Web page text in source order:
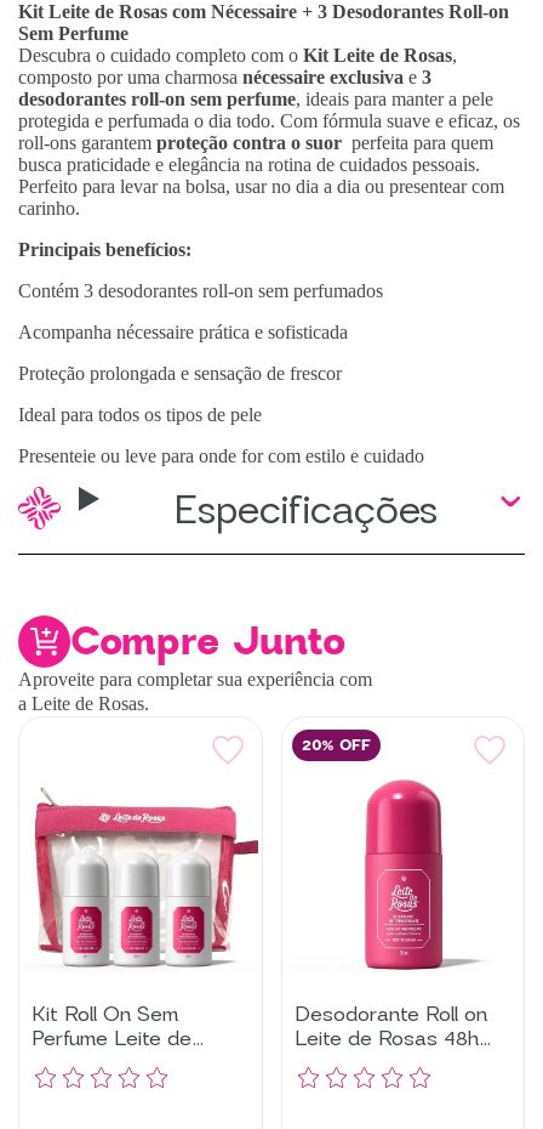
Kit Leite de Rosas com Nécessaire + 3 Desodorantes Roll-on
Sem Perfume
Descubra o cuidado completo com o Kit Leite de Rosas,
composto por uma charmosa nécessaire exclusiva e 3
desodorantes roll-on sem perfume, ideais para manter a pele
protegida e perfumada o dia todo. Com fórmula suave e eficaz, os
roll-ons garantem proteção contra o suor perfeita para quem
busca praticidade e elegância na rotina de cuidados pessoais.
Perfeito para levar na bolsa, usar no dia a dia ou presentear com
carinho.
Principais benefícios:
Contém 3 desodorantes roll-on sem perfumados
Acompanha nécessaire prática e sofisticada
Proteção prolongada e sensação de frescor
Ideal para todos os tipos de pele
Presenteie ou leve para onde for com estilo e cuidado
Especificações
Compre Junto
Aproveite para completar sua experiência com
a Leite de Rosas.
Kit Roll On Sem
Perfume Leite de
Rosas
20% OFF
Desodorante Roll on
Leite de Rosas 48h
Tradicional